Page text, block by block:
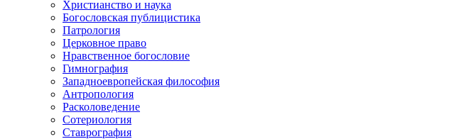
Христианство и наука
Богословская публицистика
Патрология
Церковное право
Нравственное богословие
Гимнография
Западноевропейская философия
Антропология
Расколоведение
Сотериология
Ставрография